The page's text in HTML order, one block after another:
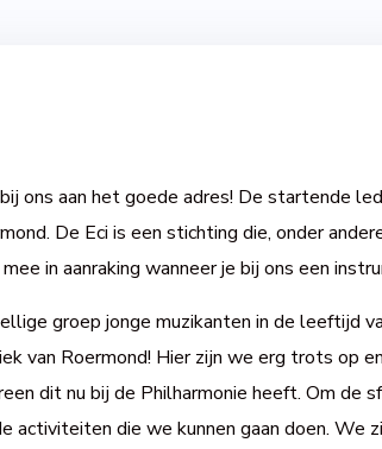
ons aan het goede adres! De startende
De Eci is een stichting die, onder
in aanraking wanneer je bij ons een
groep jonge muzikanten in de
van Roermond! Hier zijn we erg trots op
dit nu bij de Philharmonie heeft. Om de
activiteiten die we kunnen gaan doen. We